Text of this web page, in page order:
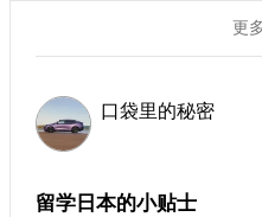
更
口袋里的秘密
留学日本的小贴士